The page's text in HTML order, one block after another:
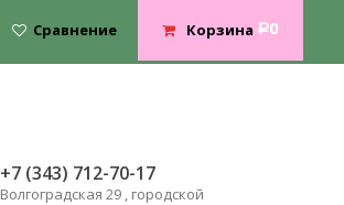
Сравнение Корзина Р0
+7 (343) 712-70-17
Волгоградская 29 , городской